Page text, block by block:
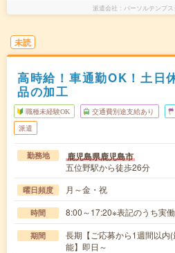
派遣会社 パーソルテンプ
未読
高時給！車通勤OK！土日
品の加工
職種未経験OK 交通費別途支給あり
派遣
勤務地 鹿児島県鹿児島市
五位野駅から徒歩26分
曜日頻度 月～金・祝
時間 8:00～17:20※表記のうち実働
期間
長期【ご応募から1週間以内
能】即日～